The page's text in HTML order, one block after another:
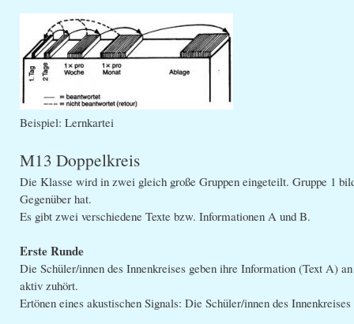
Beispiel: Lernkartei
M13 Doppelkreis
Die Klasse wird in zwei gleich große Gruppen eingeteilt. Gruppe 1
Gegenüber hat.
Es gibt zwei verschiedene Texte bzw. Informationen A und B.
Erste Runde
Die Schüler/innen des Innenkreises geben ihre Information (Text A)
aktiv zuhört.
Ertönen eines akustischen Signals: Die Schüler/innen des